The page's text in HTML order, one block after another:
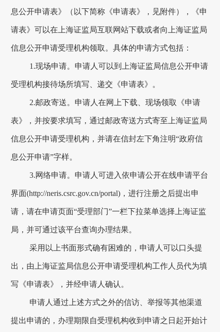
息公开申请表》（以下简称《申请表》，见附件），《申
请表》可以在上海证监局互联网站下载或者向上海证监局
信息公开申请受理机构领取。具体的申请方式包括：
1.现场申请。申请人可以到上海证监局信息公开申请
受理机构接待场所填写、递交《申请表》。
2.邮政寄送。申请人在网上下载、现场领取《申请
表》，并按要求填写，通过邮政寄送方式寄至上海证监局
信息公开申请受理机构，并请在信封左下角注明“政府信
息公开申请”字样。
3.网络申请。申请人可进入依申请公开在线申请平台
界面(http://neris.csrc.gov.cn/portal) ，进行注册之后提出申
请，请在申请页面“受理部门”一栏下拉菜单选择上海证监
局，并可通过该平台查询办理结果。
采用以上书面形式确有困难的，申请人可以口头提
出，由上海证监局信息公开申请受理机构工作人员代为填
写《申请表》，并经申请人确认。
申请人通过上述方式之外的信访、举报等其他渠道
提出申请的，办理期限自受理机构收到申请之日起开始计